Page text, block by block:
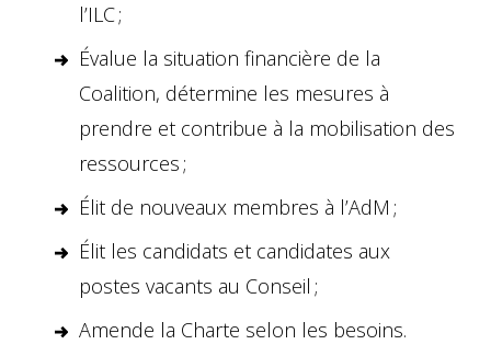
l’ILC ;
Évalue la situation financière de la
Coalition, détermine les mesures à
prendre et contribue à la mobilisation des
ressources ;
Élit de nouveaux membres à l’AdM ;
Élit les candidats et candidates aux
postes vacants au Conseil ;
Amende la Charte selon les besoins.